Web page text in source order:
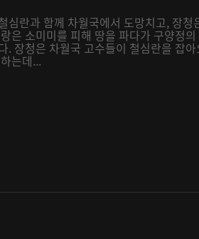
심란과 함께 차월국에서 도망치고, 장청
은 소미미를 피해 땅을 파다가 구양정
. 장청은 차월국 고수들이 철심란을 잡
는데...